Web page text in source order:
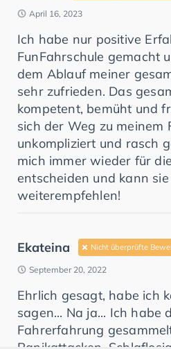
April 16, 2023
Ich habe nur positive
FunFahrschule gemacht
dem Ablauf meiner
sehr zufrieden. Das
kompetent, bemüht und
sich der Weg zu meinem
unkompliziert und rasch
mich immer wieder für
entscheiden und kann
weiterempfehlen!
Ekateina Nicht überprüfte
September 20, 2022
Ehrlich gesagt, habe ich
sagen... Na ja... Ich habe
Fahrerfahrung